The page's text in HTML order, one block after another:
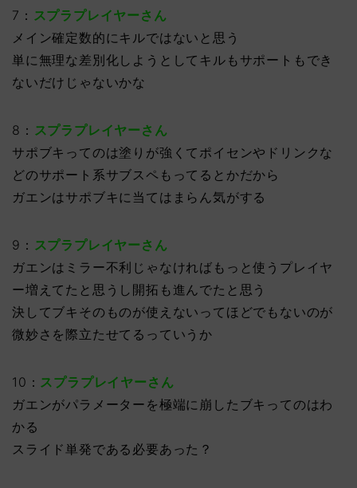
7： スプラプレイヤーさん
メイン確定数的にキルではないと思う
単に無理な差別化しようとしてキルもサポートもでき
ないだけじゃないかな
8： スプラプレイヤーさん
サポブキってのは塗りが強くてポイセンやドリンクな
どのサポート系サブスペもってるとかだから
ガエンはサポブキに当てはまらん気がする
9： スプラプレイヤーさん
ガエンはミラー不利じゃなければもっと使うプレイヤ
ー増えてたと思うし開拓も進んでたと思う
決してブキそのものが使えないってほどでもないのが
微妙さを際立たせてるっていうか
10： スプラプレイヤーさん
ガエンがパラメーターを極端に崩したブキってのはわ
かる
スライド単発である必要あった？